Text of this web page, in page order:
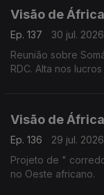
Visão de África
Ep. 137
30 jul. 2026
Reunião sobre
RDC. Alta nos
Visão de África
Ep. 136
29 jul. 2026
Projeto de "
no Oeste africano.